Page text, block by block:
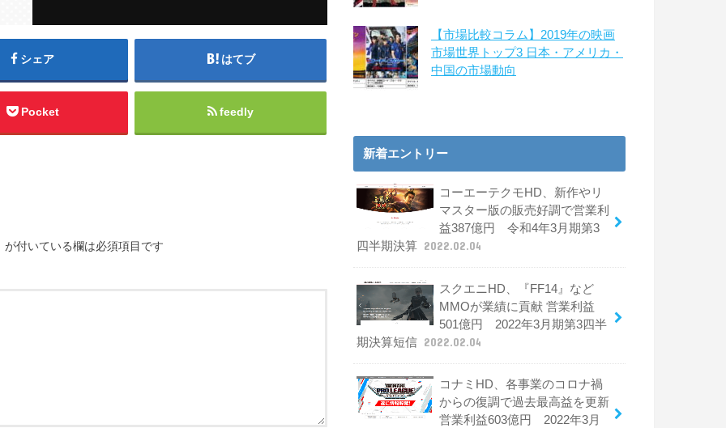
シェア はてブ
Pocket feedly
が付いている欄は必須項目です
【市場比較コラム】2019年の映画
市場世界トップ3 日本・アメリカ・
中国の市場動向
新着エントリー
コーエーテクモHD、新作やリ
マスター版の販売好調で営業利
益387億円 令和4年3月期第3
四半期決算 2022.02.04
スクエニHD、『FF14』など
MMOが業績に貢献 営業利益
501億円 2022年3月期第3四半
期決算短信 2022.02.04
コナミHD、各事業のコロナ禍
からの復調で過去最高益を更新
営業利益603億円 2022年3月